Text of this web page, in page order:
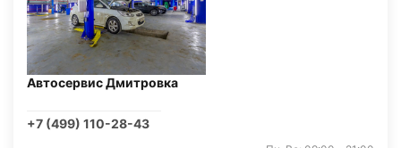
Автосервис Дмитровка
+7 (499) 110-28-43